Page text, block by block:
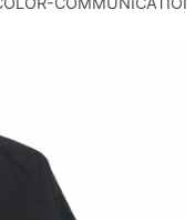
ラフォ